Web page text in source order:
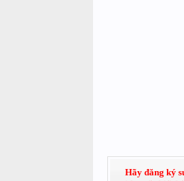
Hãy đăng ký